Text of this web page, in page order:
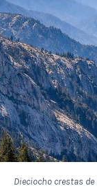
Dieciocho crestas